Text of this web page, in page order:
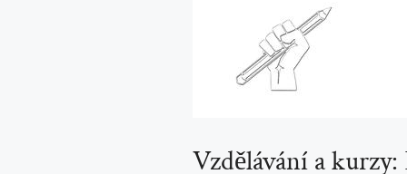
Vzdělávání a